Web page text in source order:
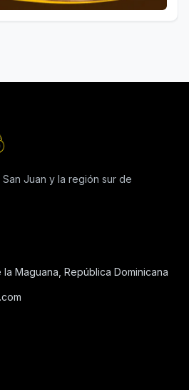
Juan y la región sur de
Maguana, República Dominicana